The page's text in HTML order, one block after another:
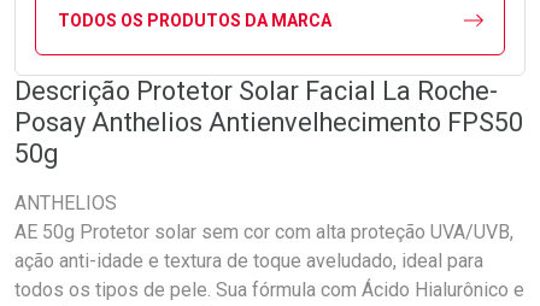
TODOS OS PRODUTOS DA MARCA
Descrição Protetor Solar Facial La Roche-
Posay Anthelios Antienvelhecimento FPS50
50g
ANTHELIOS
AE 50g Protetor solar sem cor com alta proteção UVA/UVB,
ação anti-idade e textura de toque aveludado, ideal para
todos os tipos de pele. Sua fórmula com Ácido Hialurônico e